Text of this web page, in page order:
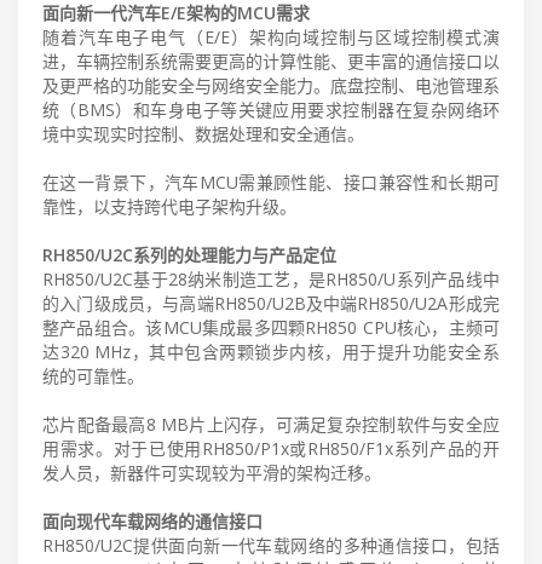
面向新一代汽车E/E架构的MCU需求
随着汽车电子电气（E/E）架构向域控制与区域控制模式演
进，车辆控制系统需要更高的计算性能、更丰富的通信接口以
及更严格的功能安全与网络安全能力。底盘控制、电池管理系
统（BMS）和车身电子等关键应用要求控制器在复杂网络环
境中实现实时控制、数据处理和安全通信。
在这一背景下，汽车MCU需兼顾性能、接口兼容性和长期可
靠性，以支持跨代电子架构升级。
RH850/U2C系列的处理能力与产品定位
RH850/U2C基于28纳米制造工艺，是RH850/U系列产品线中
的入门级成员，与高端RH850/U2B及中端RH850/U2A形成完
整产品组合。该MCU集成最多四颗RH850 CPU核心，主频可
达320 MHz，其中包含两颗锁步内核，用于提升功能安全系
统的可靠性。
芯片配备最高8 MB片上闪存，可满足复杂控制软件与安全应
用需求。对于已使用RH850/P1x或RH850/F1x系列产品的开
发人员，新器件可实现较为平滑的架构迁移。
面向现代车载网络的通信接口
RH850/U2C提供面向新一代车载网络的多种通信接口，包括